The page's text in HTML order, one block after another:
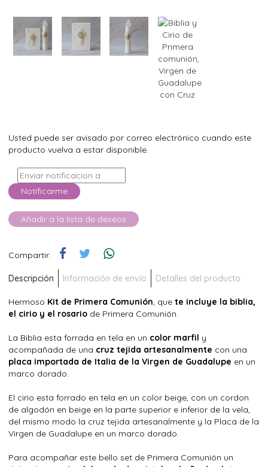
Usted puede ser avisado por correo electrónico cuando este
producto vuelva a estar disponible.
Notificarme
Añadir a la lista de deseos
Compartir:
Descripción Información de envío Detalles del producto
Hermoso Kit de Primera Comunión, que te incluye la biblia,
el cirio y el rosario de Primera Comunión.
La Biblia esta forrada en tela en un color marfil y
acompañada de una cruz tejida artesanalmente con una
placa importada de Italia de la Virgen de Guadalupe en un
marco dorado.
El cirio esta forrado en tela en un color beige, con un cordon
de algodón en beige en la parte superior e inferior de la vela,
del mismo modo la cruz tejida artesanalmente y la Placa de la
Virgen de Guadalupe en un marco dorado.
Para acompañar este bello set de Primera Comunión un